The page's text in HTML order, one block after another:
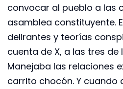
convocar al pueblo a las
asamblea constituyente.
delirantes y teorías
cuenta de X, a las tres de
Manejaba las relaciones
carrito chocón. Y cuando